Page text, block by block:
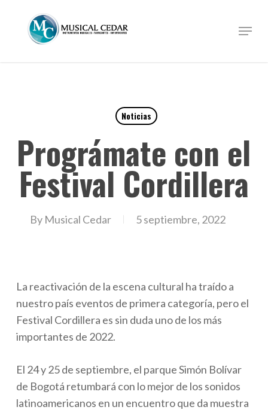
Menu
Noticias
Prográmate con el
Festival Cordillera
By Musical Cedar 5 septiembre, 2022
La reactivación de la escena cultural ha traído a
nuestro país eventos de primera categoría, pero el
Festival Cordillera es sin duda uno de los más
importantes de 2022.
El 24 y 25 de septiembre, el parque Simón Bolívar
de Bogotá retumbará con lo mejor de los sonidos
latinoamericanos en un encuentro que da muestra
Close